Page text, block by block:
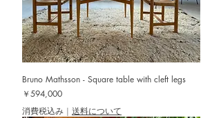
Bruno Mathsson - Square table with cleft legs
価格
￥594,000
消費税込み | 送料について